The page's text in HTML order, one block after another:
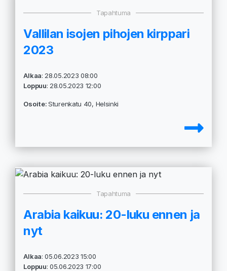
Tapahtuma
Vallilan isojen pihojen kirppari
2023
Alkaa: 28.05.2023 08:00
Loppuu: 28.05.2023 12:00
Osoite:Sturenkatu 40, Helsinki
Tapahtuma
Arabia kaikuu: 20-luku ennen ja
nyt
Alkaa: 05.06.2023 15:00
Loppuu: 05.06.2023 17:00